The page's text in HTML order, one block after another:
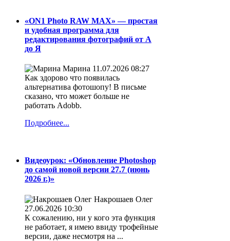
«ON1 Photo RAW MAX» — простая
и удобная программа для
редактирования фотографий от А
до Я
Марина 11.07.2026 08:27
Как здорово что появилась
альтернатива фотошопу! В письме
сказано, что может больше не
работать Adobb.
Подробнее...
Видеоурок: «Обновление Photoshop
до самой новой версии 27.7 (июнь
2026 г.)»
Накрошаев Олег
27.06.2026 10:30
К сожалению, ни у кого эта функция
не работает, я имею ввиду трофейные
версии, даже несмотря на ...